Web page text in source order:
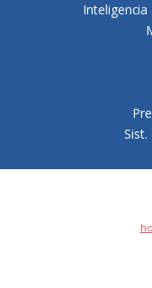
Sist.